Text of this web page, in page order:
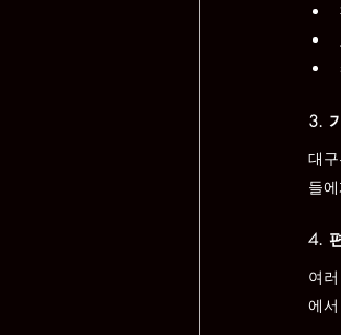
3.
대
들
4.
여
에